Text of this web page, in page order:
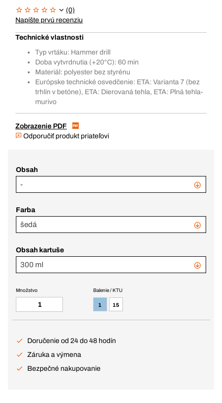
(0)
Napíšte prvú recenziu
Technické vlastnosti
Typ vrtáku: Hammer drill
Doba vytvrdnutia (+20°C): 60 min
Materiál: polyester bez styrénu
Európske technické osvedčenie: ETA: Varianta 7 (bez
trhlín v betóne), ETA: Dierovaná tehla, ETA: Plná tehla-
murivo
Zobrazenie PDF
Odporučiť produkt priateľovi
Obsah
-
Farba
šedá
Obsah kartuše
300 ml
Balenie / KTU
1 15
Množstvo
Doručenie od 24 do 48 hodín
Záruka a výmena
Bezpečné nakupovanie